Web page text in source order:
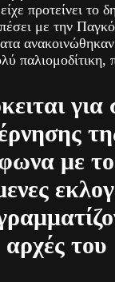
είχε προτείνει
με την
παλιομοδίτικη,
με
αρχές του